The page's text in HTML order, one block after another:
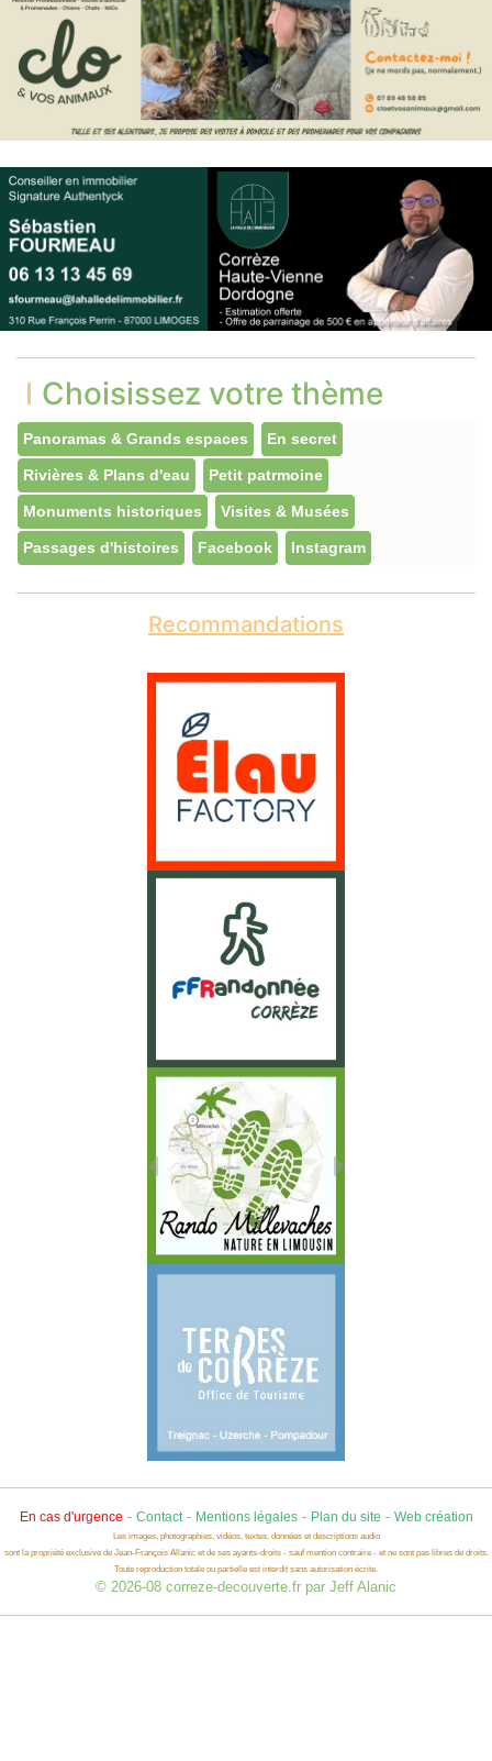
Choisissez votre thème
Panoramas & Grands espaces En secret
Rivières & Plans d'eau Petit patrmoine
Monuments historiques Visites & Musées
Passages d'histoires Facebook Instagram
Recommandations
En cas d'urgence - Contact- Mentions légales- Plan du site - Web création
Les images, photographies, vidéos, textes, données et descriptions audio
sont la propriété exclusive de Jean-François Allanic et de ses ayants-droits - sauf mention contraire - et ne sont pas libres de droits.
Toute reproduction totale ou partielle est interdit sans autorisation écrite.
© 2026-08 correze-decouverte.fr par Jeff Alanic